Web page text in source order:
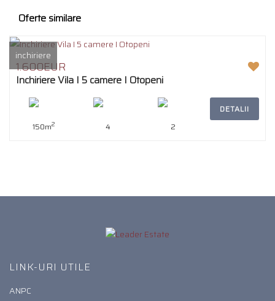
Oferte similare
inchiriere
1.600EUR
Inchiriere Vila I 5 camere I Otopeni
150m2 4 2
DETALII
LINK-URI UTILE
ANPC